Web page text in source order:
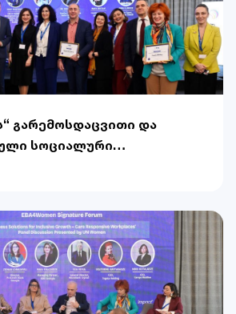
გარემოსდაცვითი და
სოციალური
ასოციაციის (EBA)
კონკურსის